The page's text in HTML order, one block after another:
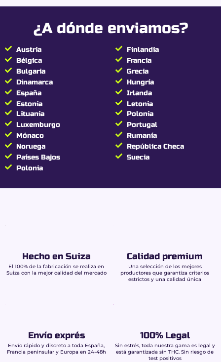
Calidad duradera y
mantenimiento fácil
Fabricada en metal robusto, la bandeja Zushi
garantiza una larga vida útil:
Estructura metálica resistente:sólida frente
a los golpes del día a día.
limpieza rápida y sin
residuos.
Bordes curvados:
evitan la pérdida de
material o accesorios.
Un accesorio fiable pensado para unuso regular y
limpio.
Un accesorio Best
Buds tan práctico
cultura urbana.
Objeto de colección:
visual original firmado
por Best Buds.
pérdidas de material y mejorar la
comodidad de preparación a diario.
¿A dónde enviamos?
Austria
Bélgica
Bulgaria
Dinamarca
España
Estonia
Finlandia
Francia
Grecia
Hungría
Irlanda
Letonia
Lituania
Luxemburgo
Mónaco
Noruega
Países Bajos
Polonia
Polonia
Portugal
Rumanía
República Checa
Suecia
Hecho en Suiza
El 100% de la fabricación se realiza en
Suiza con la mejor calidad del mercado
Calidad premium
Una selección de los mejores
productores que garantiza criterios
estrictos y una calidad única
Envío exprés
Envío rápido y discreto a toda España,
Francia peninsular y Europa en 24-48h
100% Legal
Sin estrés, toda nuestra gama es legal y
está garantizada sin THC. Sin riesgo de
test positivos